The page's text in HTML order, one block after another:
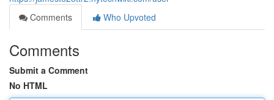
Comments
Who Upvoted
Comments
Submit a Comment
No HTML